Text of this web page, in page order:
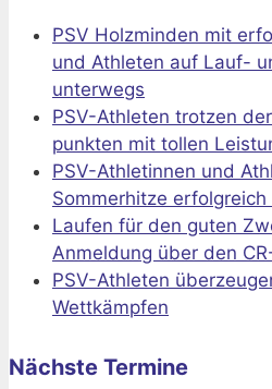
PSV Holzminden mit
und Athleten auf Lauf-
unterwegs
PSV-Athleten trotzen
punkten mit tollen
PSV-Athletinnen und
Sommerhitze
Laufen für den guten
Anmeldung über den
PSV-Athleten
Wettkämpfen
Nächste Termine